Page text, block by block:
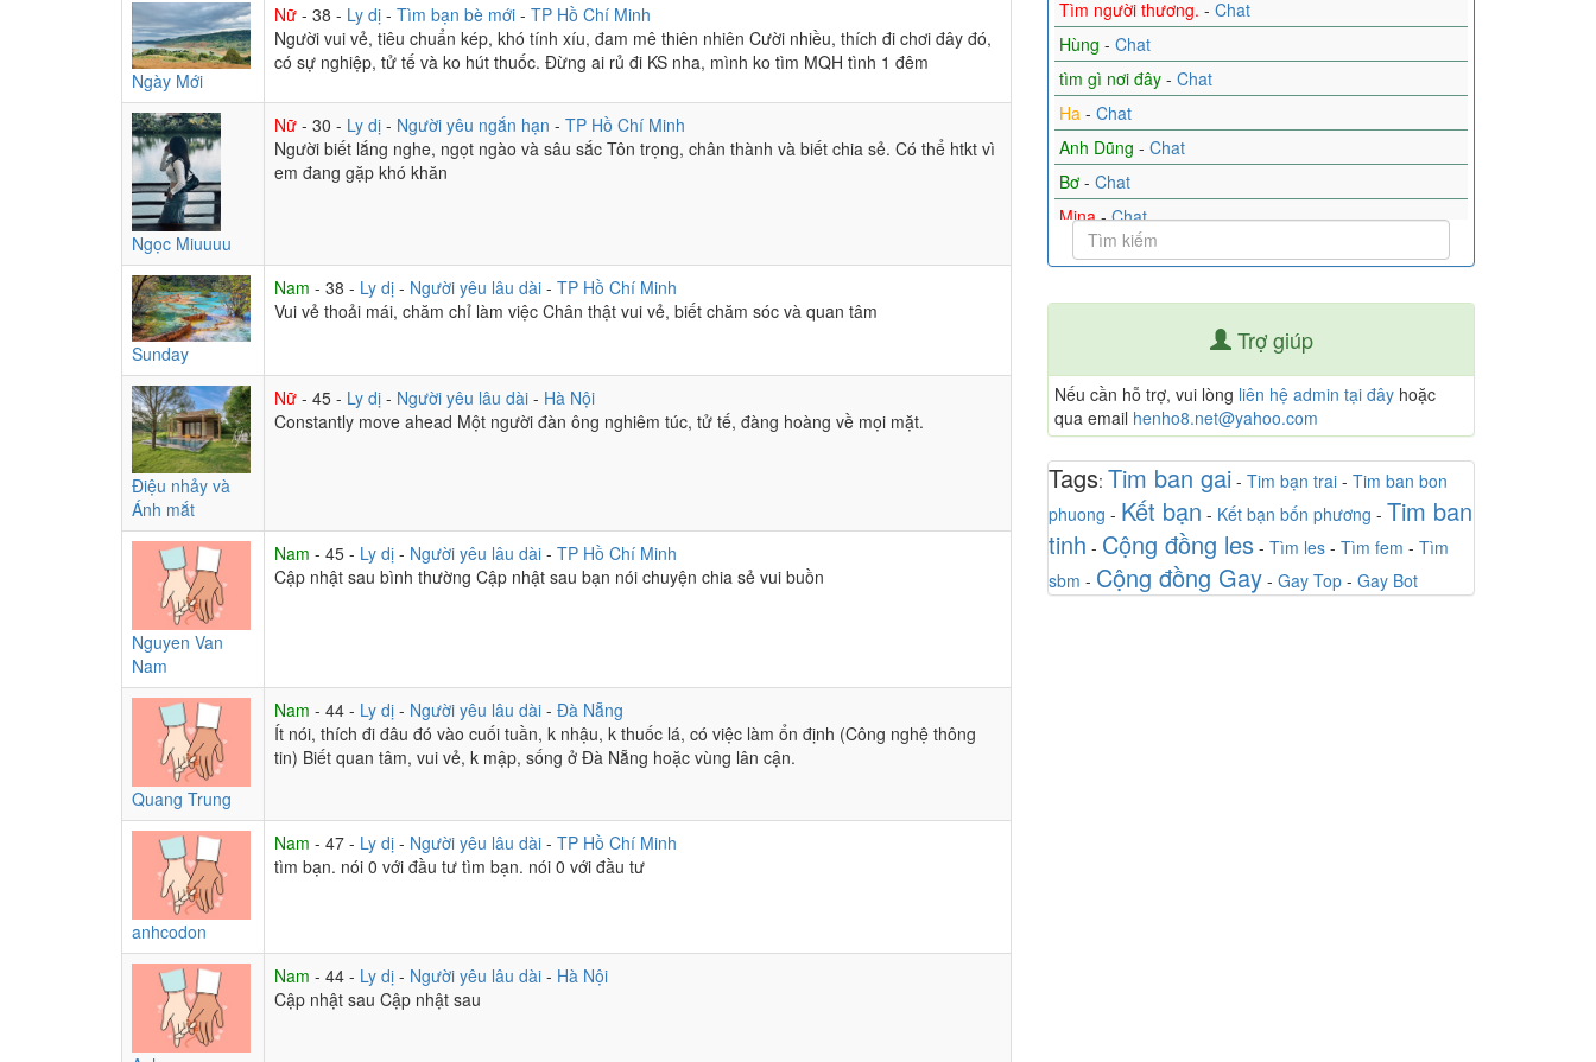
Ngày Mới
Nữ - 38 - Ly dị - Tìm bạn bè mới - TP Hồ Chí Minh
Người vui vẻ, tiêu chuẩn kép, khó tính xíu, đam mê thiên nhiên Cười nhiều, thích đi chơi đây đó,
có sự nghiệp, tử tế và ko hút thuốc. Đừng ai rủ đi KS nha, mình ko tìm MQH tình 1 đêm
Ngọc Miuuuu
Nữ - 30 - Ly dị - Người yêu ngắn hạn - TP Hồ Chí Minh
Người biết lắng nghe, ngọt ngào và sâu sắc Tôn trọng, chân thành và biết chia sẻ. Có thể htkt vì
em đang gặp khó khăn
Sunday
Nam - 38 - Ly dị - Người yêu lâu dài - TP Hồ Chí Minh
Vui vẻ thoải mái, chăm chỉ làm việc Chân thật vui vẻ, biết chăm sóc và quan tâm
Điệu nhảy và
Ánh mắt
Nữ - 45 - Ly dị - Người yêu lâu dài - Hà Nội
Constantly move ahead Một người đàn ông nghiêm túc, tử tế, đàng hoàng về mọi mặt.
Nguyen Van
Nam
Nam - 45 - Ly dị - Người yêu lâu dài - TP Hồ Chí Minh
Cập nhật sau bình thường Cập nhật sau bạn nói chuyện chia sẻ vui buồn
Quang Trung
Nam - 44 - Ly dị - Người yêu lâu dài - Đà Nẵng
Ít nói, thích đi đâu đó vào cuối tuần, k nhậu, k thuốc lá, có việc làm ổn định (Công nghệ thông
tin) Biết quan tâm, vui vẻ, k mập, sống ở Đà Nẵng hoặc vùng lân cận.
anhcodon
Nam - 47 - Ly dị - Người yêu lâu dài - TP Hồ Chí Minh
tìm bạn. nói 0 với đầu tư tìm bạn. nói 0 với đầu tư
Nam - 44 - Ly dị - Người yêu lâu dài - Hà Nội
Cập nhật sau Cập nhật sau
Tìm người thương. - Chat
Hùng - Chat
tìm gì nơi đây - Chat
Ha - Chat
Anh Dũng - Chat
Bơ - Chat
Mina-Chat
lúa gạo -Chat
Chênh vênh- Chat
khuyết tật tìm vợ khỏe xx-Chat
Jenny Nguyễn-Chat
Hoang - Hà Nội-Chat
Hoa Mai -Chat
Tự Do- Chat
Hạnh Võ-Chat
Trợ giúp
Nếu cần hỗ trợ, vui lòng liên hệ admin tại đây hoặc
qua email henho8.net@yahoo.com
Tags: Tim ban gai - Tim bạn trai - Tim ban bon
phuong - Kết bạn - Kết bạn bốn phương - Tim ban
tinh - Cộng đồng les - Tìm les - Tìm fem - Tìm
sbm - Cộng đồng Gay - Gay Top - Gay Bot